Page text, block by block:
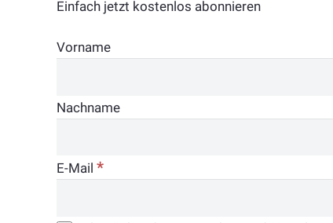
Einfach jetzt kostenlos abonnieren
Vorname
Nachname
E-Mail *